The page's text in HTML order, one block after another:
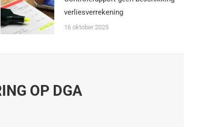
verliesverrekening
16 oktober 2025
OP DGA